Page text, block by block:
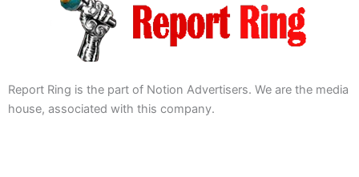
Report Ring is the part of Notion Advertisers. We are the media
house, associated with this company.